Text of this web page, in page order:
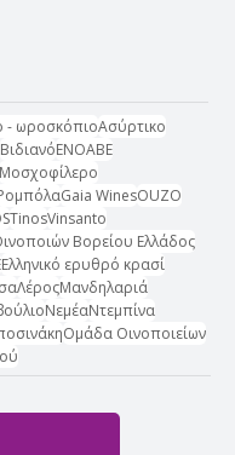
- ωροσκόπιοΑσύρτικο
ΒιδιανόΕΝΟΑΒΕ
Μοσχοφίλερο
Gaia WinesOUZO
TinosVinsanto
Βορείου Ελλάδος
Ελληνικό ερυθρό κρασί
ΛέροςΜανδηλαριά
ΝεμέαΝτεμπίνα
Ομάδα Οινοποιείων